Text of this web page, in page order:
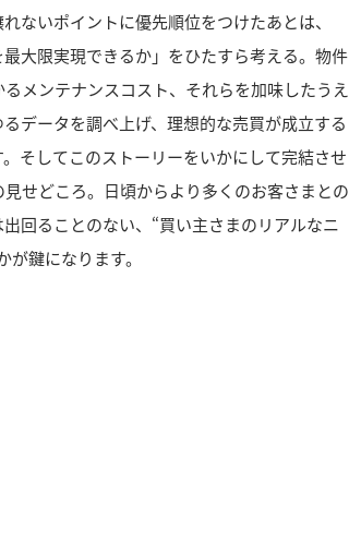
ないポイントに優先順位をつけたあとは、
最大限実現できるか」をひたすら考える。物件
メンテナンスコスト、それらを加味したうえ
データを調べ上げ、理想的な売買が成立する
そしてこのストーリーをいかにして完結させ
せどころ。日頃からより多くのお客さまとの
回ることのない、“買い主さまのリアルなニ
鍵になります。